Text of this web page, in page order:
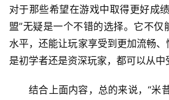
对于那些希望在游戏中取得更好成
盟”无疑是一个不错的选择。它不仅
水平，还能让玩家享受到更加流畅
是初学者还是资深玩家，都可以从中
结合上面内容，总的来说，“米